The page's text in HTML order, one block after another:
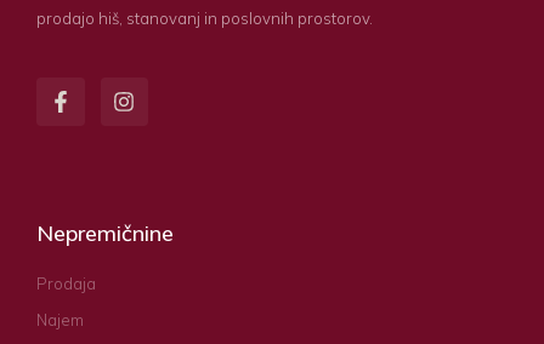
prodajo hiš, stanovanj in poslovnih prostorov.
Nepremičnine
Prodaja
Najem